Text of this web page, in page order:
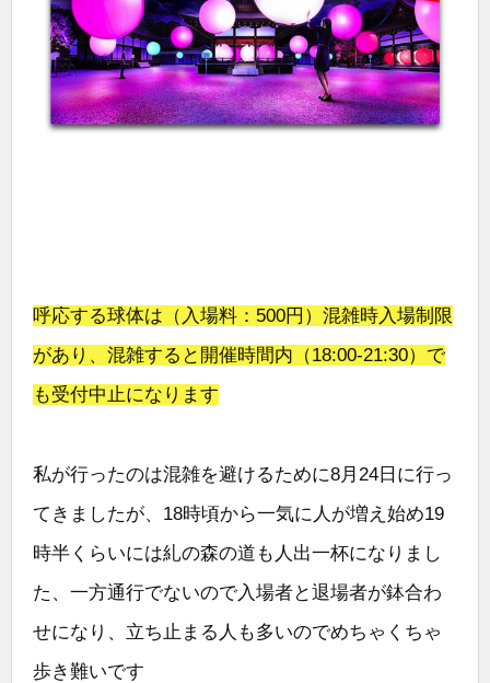
呼応する球体は（入場料：500円）混雑時入場制限
があり、混雑すると開催時間内（18:00-21:30）で
も受付中止になります
私が行ったのは混雑を避けるために8月24日に行っ
てきましたが、18時頃から一気に人が増え始め19
時半くらいには糺の森の道も人出一杯になりまし
た、一方通行でないので入場者と退場者が鉢合わ
せになり、立ち止まる人も多いのでめちゃくちゃ
歩き難いです